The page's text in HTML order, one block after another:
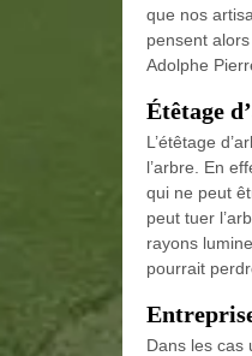
que nos
pensent
Adolphe
Étêtage
L’étêtage
l’arbre. En
qui ne peut
peut tuer
rayons
pourrait
Dans les cas